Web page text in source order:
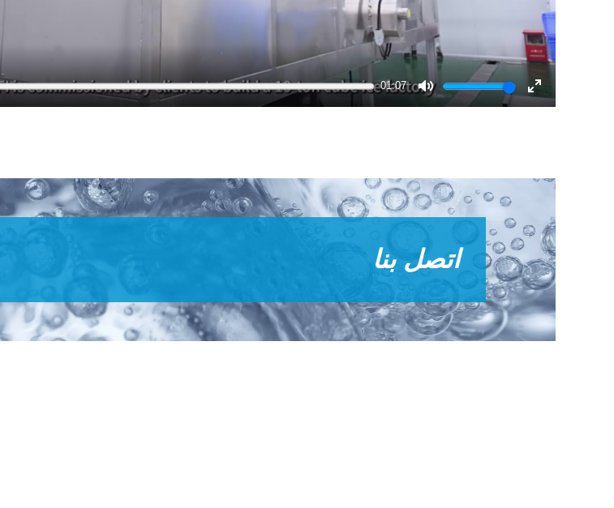
01:07
Mute
Enter
اتصل بنا